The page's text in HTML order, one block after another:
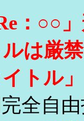
：○○
は厳
トル
全自